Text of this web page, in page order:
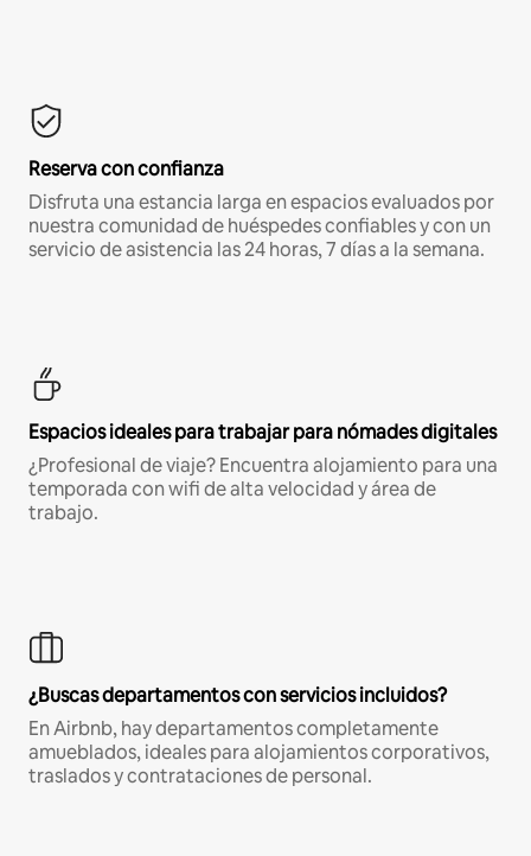
Reserva con confianza
Disfruta una estancia larga en espacios evaluados por
nuestra comunidad de huéspedes confiables y con un
servicio de asistencia las 24 horas, 7 días a la semana.
Espacios ideales para trabajar para nómades digitales
¿Profesional de viaje? Encuentra alojamiento para una
temporada con wifi de alta velocidad y área de
trabajo.
¿Buscas departamentos con servicios incluidos?
En Airbnb, hay departamentos completamente
amueblados, ideales para alojamientos corporativos,
traslados y contrataciones de personal.